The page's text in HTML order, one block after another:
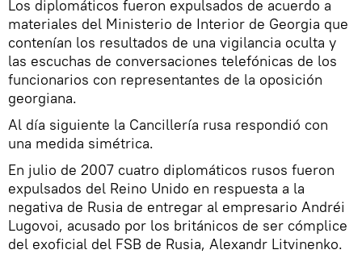
Los diplomáticos fueron expulsados de acuerdo a
materiales del Ministerio de Interior de Georgia que
contenían los resultados de una vigilancia oculta y
las escuchas de conversaciones telefónicas de los
funcionarios con representantes de la oposición
georgiana.
Al día siguiente la Cancillería rusa respondió con
una medida simétrica.
En julio de 2007 cuatro diplomáticos rusos fueron
expulsados del Reino Unido en respuesta a la
negativa de Rusia de entregar al empresario Andréi
Lugovoi, acusado por los británicos de ser cómplice
del exoficial del FSB de Rusia, Alexandr Litvinenko.